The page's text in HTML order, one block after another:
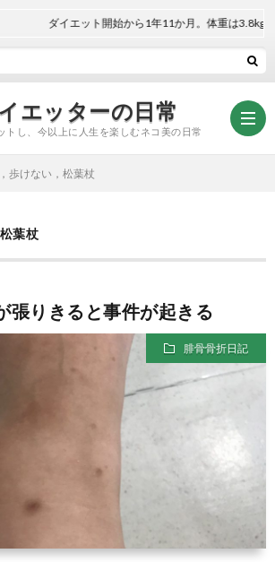
エッターの日常
トし、今以上に人生を楽しむネコ美の日常
問
合
プ
イ
ポ
ダイエット開始から1年11か月。体重は3.8kg減
歩けない，松葉杖
葉杖
張りきると事件が起きる
腓骨骨折日記